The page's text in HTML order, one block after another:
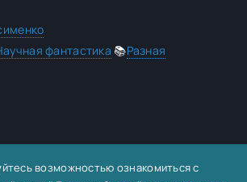
фантастика 📚Разная
возможностью ознакомиться с